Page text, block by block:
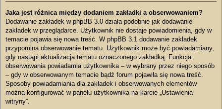
Jaka jest różnica między dodaniem zakładki a obserwowaniem?
Dodawanie zakładek w phpBB 3.0 działa podobnie jak dodawanie
zakładek w przeglądarce. Użytkownik nie dostaje powiadomienia, gdy w
temacie pojawia się nowa treść. W phpBB 3.1 dodawanie zakładek
przypomina obserwowanie tematu. Użytkownik może być powiadamiany,
gdy nastąpi aktualizacja tematu oznaczonego zakładką. Funkcja
obserwowania powiadamia użytkownika – w wybrany przez niego sposób
– gdy w obserwowanym temacie bądź forum pojawiła się nowa treść.
Sposoby powiadamiania dla zakładek i obserwowanych elementów
można konfigurować w panelu użytkownika na karcie „Ustawienia
witryny”.